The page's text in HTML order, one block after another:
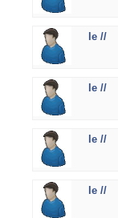
le //
le //
le //
le //